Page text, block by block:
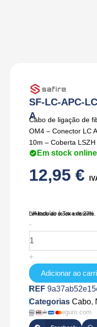
SF-LC-APC-
A
Cabo de ligação de
OM4 – Conector LC
10m – Coberta
Em stock online
12,95 €
IVA Incluído à Taxa de 23%
Limitado ao stock existente.
-Quantidade
de
SF-
LC-
APC-
LC-
APC-
OM4-
DX-
10M-
A
+
Adicionar ao
REF
Categorias Cabo,
Checkout seguro com